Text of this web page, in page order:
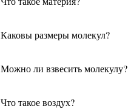
Каковы размеры молекул?
Можно ли взвесить молекулу?
Что такое воздух?